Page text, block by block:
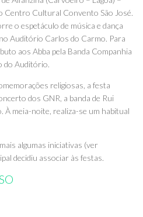
Centro Cultural Convento São José.
o espetáculo de música e dança
no Auditório Carlos do Carmo. Para
aos Abba pela Banda Companhia
do Auditório.
religiosas, a festa
dos GNR, a banda de Rui
À meia-noite, realiza-se um habitual
algumas iniciativas (ver
decidiu associar às festas.